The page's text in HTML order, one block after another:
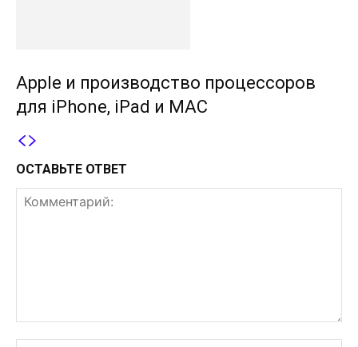
Apple и производство процессоров
для iPhone, iPad и MAC
ОСТАВЬТЕ ОТВЕТ